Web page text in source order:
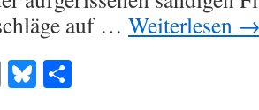
auf … Weiterlesen
EmailBluesky